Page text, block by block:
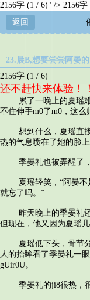
2156字 (1 / 6)" /> 2156
返回
23.晨B,想要尝尝阿晏
2156字 (1 / 6)
还不赶快来体验！
累了一晚上的夏瑶难
不住伸手m0了m0，这么
想到什么，夏瑶直接
热的气息喷在了她的脸上
季晏礼也被弄醒了，
夏瑶轻笑，“阿晏不是
就忘了吗。”
昨天晚上的季晏礼还
但现在，他又因为夏瑶
夏瑶低下头，骨节分
人的抬眸看了季晏礼一
gUir0U。
季晏礼的ji8很热，很